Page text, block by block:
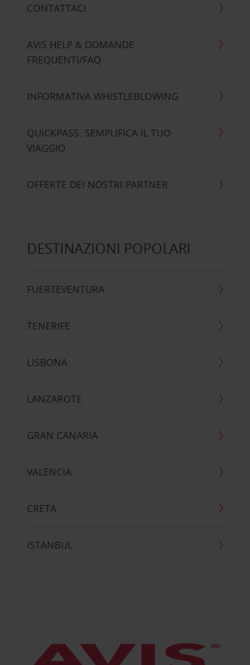
CONTATTACI
AVIS HELP & DOMANDE
FREQUENTI/FAQ
INFORMATIVA WHISTLEBLOWING
QUICKPASS: SEMPLIFICA IL TUO
VIAGGIO
OFFERTE DEI NOSTRI PARTNER
DESTINAZIONI POPOLARI
FUERTEVENTURA
TENERIFE
LISBONA
LANZAROTE
GRAN CANARIA
VALENCIA
CRETA
ISTANBUL